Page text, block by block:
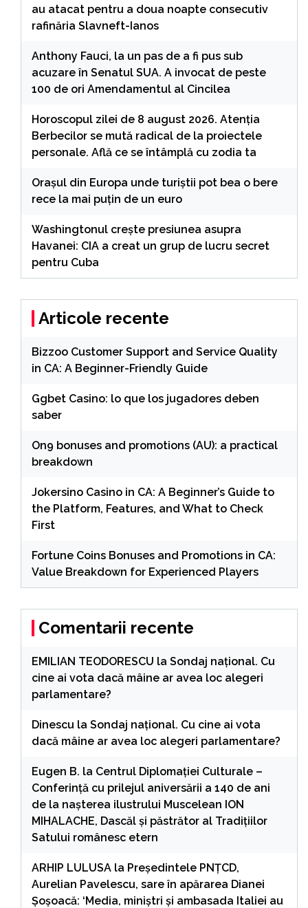
au atacat pentru a doua noapte consecutiv
rafinăria Slavneft-Ianos
Anthony Fauci, la un pas de a fi pus sub
acuzare în Senatul SUA. A invocat de peste
100 de ori Amendamentul al Cincilea
Horoscopul zilei de 8 august 2026. Atenția
Berbecilor se mută radical de la proiectele
personale. Află ce se întâmplă cu zodia ta
Orașul din Europa unde turiștii pot bea o bere
rece la mai puțin de un euro
Washingtonul creşte presiunea asupra
Havanei: CIA a creat un grup de lucru secret
pentru Cuba
Articole recente
Bizzoo Customer Support and Service Quality
in CA: A Beginner-Friendly Guide
Ggbet Casino: lo que los jugadores deben
saber
On9 bonuses and promotions (AU): a practical
breakdown
Jokersino Casino in CA: A Beginner’s Guide to
the Platform, Features, and What to Check
First
Fortune Coins Bonuses and Promotions in CA:
Value Breakdown for Experienced Players
Comentarii recente
EMILIAN TEODORESCU la Sondaj național. Cu
cine ai vota dacă mâine ar avea loc alegeri
parlamentare?
Dinescu la Sondaj național. Cu cine ai vota
dacă mâine ar avea loc alegeri parlamentare?
Eugen B. la Centrul Diplomației Culturale –
Conferință cu prilejul aniversării a 140 de ani
de la nașterea ilustrului Muscelean ION
MIHALACHE, Dascăl și păstrător al Tradițiilor
Satului românesc etern
ARHIP LULUSA la Președintele PNȚCD,
Aurelian Pavelescu, sare în apărarea Dianei
Șoșoacă: ‘Media, miniștri și ambasada Italiei au